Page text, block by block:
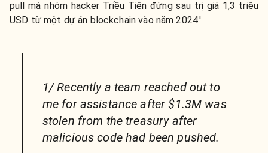
pull mà nhóm hacker Triều Tiên đứng sau trị giá 1,3 triệu
USD từ một dự án blockchain vào năm 2024.'
1/ Recently a team reached out to
me for assistance after $1.3M was
stolen from the treasury after
malicious code had been pushed.